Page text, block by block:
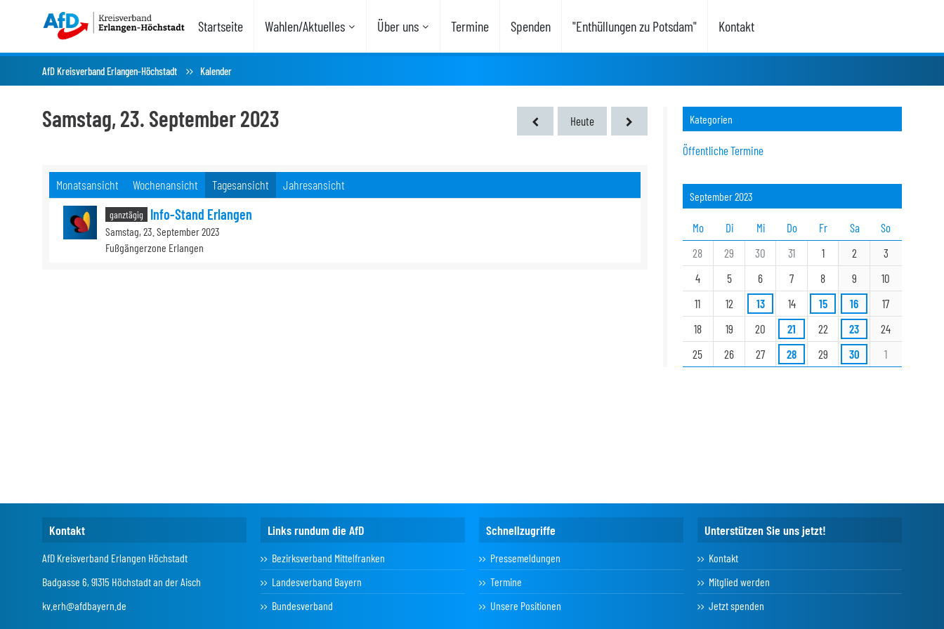
Startseite Wahlen/Aktuelles Über uns Termine Spenden "Enthüllungen zu Potsdam" Kontakt
AfD Kreisverband Erlangen-Höchstadt Kalender
Samstag, 23. September 2023 Heute
Monatsansicht Wochenansicht Tagesansicht Jahresansicht
ganztägig Info-Stand Erlangen
Samstag, 23. September 2023
Fußgängerzone Erlangen
Kategorien
Öffentliche Termine
September 2023
Mo Di Mi Do Fr Sa
So
28
29 30 31 1 2
3
4
5 6 7 8 9
10
11
12 13 14 15 16
17
18
19 20 21 22 23
24
25
26 27 28 29 30 1
Kontakt
AfD Kreisverband Erlangen Höchstadt
Badgasse 6, 91315 Höchstadt an der Aisch
kv.erh@afdbayern.de
Links rundum die AfD
Bezirksverband Mittelfranken
Landesverband Bayern
Bundesverband
Schnellzugriffe
Pressemeldungen
Termine
Unsere Positionen
Unterstützen Sie uns jetzt!
Kontakt
Mitglied werden
Jetzt spenden